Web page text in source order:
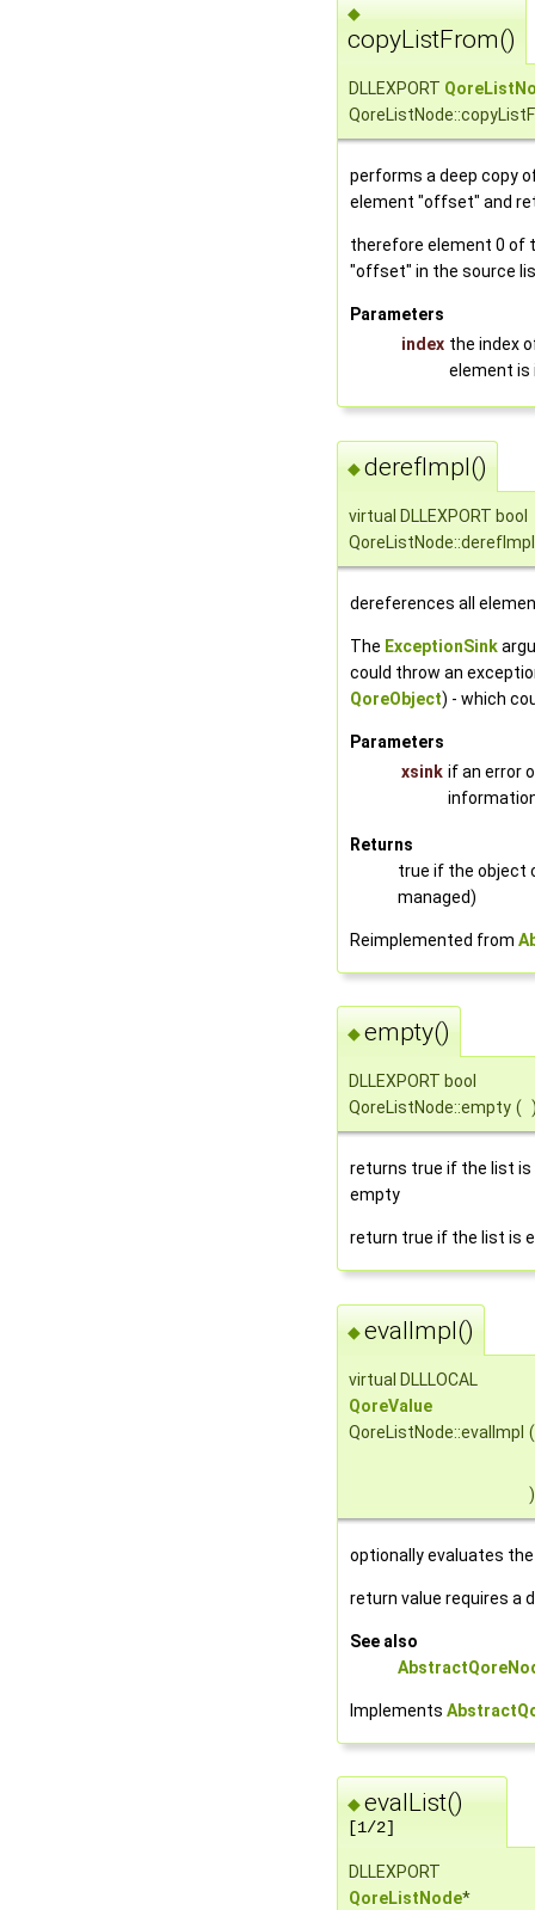
◆
copyListFrom()
DLLEXPORT
performs a deep copy
element "offset" and
therefore element 0 of
"offset" in the source
Parameters
index the index
element is
◆derefImpl()
virtual DLLEXPORT bool
QoreListNode::derefImpl
dereferences all
The ExceptionSink
could throw an
QoreObject) - which
Parameters
xsink if an error
Returns
true if the object
managed)
Reimplemented from
◆empty()
DLLEXPORT bool
QoreListNode::empty (
returns true if the list is
empty
return true if the list is
◆evalImpl()
virtual DLLLOCAL
QoreValue
QoreListNode::evalImpl (
)
optionally evaluates
return value requires a
See also
Implements
◆evalList()
[1/2]
DLLEXPORT
QoreListNode*